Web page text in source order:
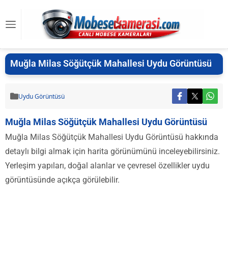
Muğla Milas Söğütçük Mahallesi Uydu Görüntüsü
Uydu Görüntüsü
Muğla Milas Söğütçük Mahallesi Uydu Görüntüsü
Muğla Milas Söğütçük Mahallesi Uydu Görüntüsü hakkında
detaylı bilgi almak için harita görünümünü inceleyebilirsiniz.
Yerleşim yapıları, doğal alanlar ve çevresel özellikler uydu
görüntüsünde açıkça görülebilir.